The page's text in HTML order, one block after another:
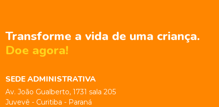
Transforme a vida de uma criança.
Doe agora!
SEDE ADMINISTRATIVA
Av. João Gualberto, 1731 sala 205
Juvevê - Curitiba - Paraná